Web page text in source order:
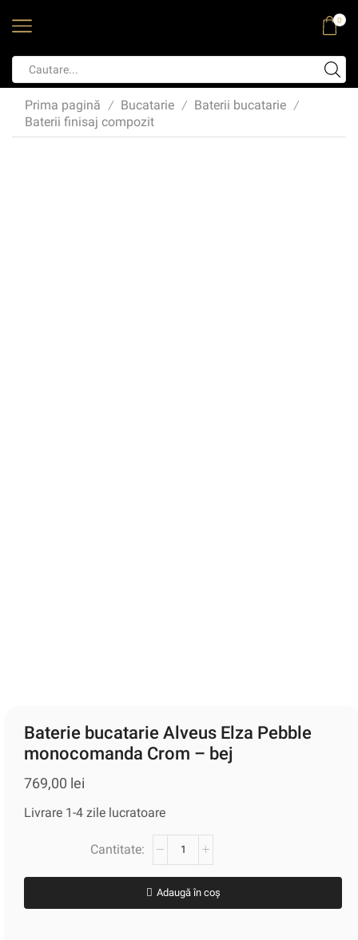
0
Prima pagină / Bucatarie / Baterii bucatarie /
Baterii finisaj compozit
Baterie bucatarie Alveus Elza Pebble
monocomanda Crom – bej
769,00 lei
Livrare 1-4 zile lucratoare
Adaugă în coș